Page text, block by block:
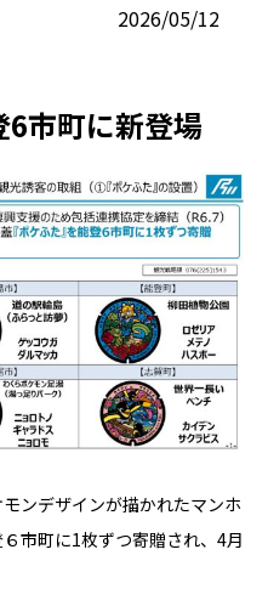
2026/05/12
6市町に新登場
ンデザインが描かれたマンホ
市町に1枚ずつ寄贈され、4月